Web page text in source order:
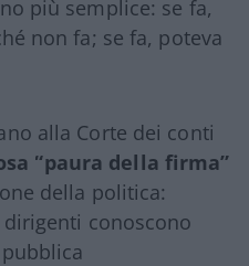
più semplice: se fa,
non fa; se fa, poteva
alla Corte dei conti
“paura della firma”
della politica:
conoscono